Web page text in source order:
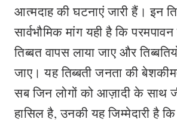
आत्मदाह की घटनाएं जारी हैं। इन
सार्वभौमिक मांग यही है कि
तिब्बत वापस लाया जाए और
जाए। यह तिब्बती जनता की
सब जिन लोगों को आज़ादी के साथ
हासिल है, उनकी यह जिम्मेदारी है